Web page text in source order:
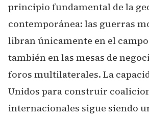
principio fundamental de la
contemporánea: las guerras
libran únicamente en el
también en las mesas de
foros multilaterales. La
Unidos para construir
internacionales sigue siendo